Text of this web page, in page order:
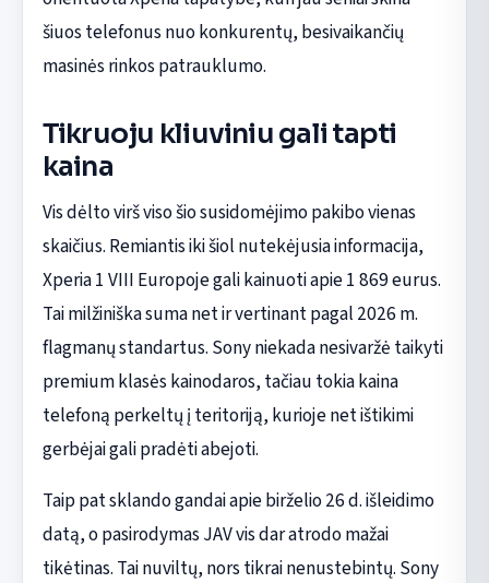
šiuos telefonus nuo konkurentų, besivaikančių
masinės rinkos patrauklumo.
Tikruoju kliuviniu gali tapti
kaina
Vis dėlto virš viso šio susidomėjimo pakibo vienas
skaičius. Remiantis iki šiol nutekėjusia informacija,
Xperia 1 VIII Europoje gali kainuoti apie 1 869 eurus.
Tai milžiniška suma net ir vertinant pagal 2026 m.
flagmanų standartus. Sony niekada nesivaržė taikyti
premium klasės kainodaros, tačiau tokia kaina
telefoną perkeltų į teritoriją, kurioje net ištikimi
gerbėjai gali pradėti abejoti.
Taip pat sklando gandai apie birželio 26 d. išleidimo
datą, o pasirodymas JAV vis dar atrodo mažai
tikėtinas. Tai nuviltų, nors tikrai nenustebintų. Sony